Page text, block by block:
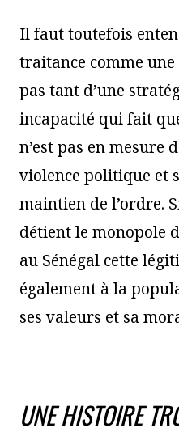
Il faut toutefois
traitance comme une
pas tant d’une
incapacité qui fait
n’est pas en mesure
violence politique et
maintien de l’ordre.
détient le monopole
au Sénégal cette
également à la
ses valeurs et sa
UNE HISTOIRE